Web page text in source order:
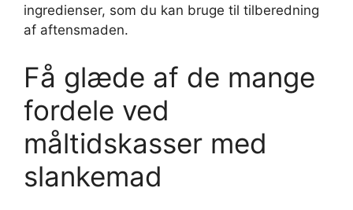
ingredienser, som du kan bruge til tilberedning
af aftensmaden.
Få glæde af de mange
fordele ved
måltidskasser med
slankemad